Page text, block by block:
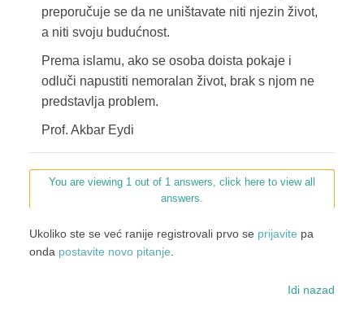
preporučuje se da ne uništavate niti njezin život,
a niti svoju budućnost.
Prema islamu, ako se osoba doista pokaje i
odluči napustiti nemoralan život, brak s njom ne
predstavlja problem.
Prof. Akbar Eydi
You are viewing 1 out of 1 answers, click here to view all
answers.
Ukoliko ste se već ranije registrovali prvo se prijavite pa
onda postavite novo pitanje.
Idi nazad